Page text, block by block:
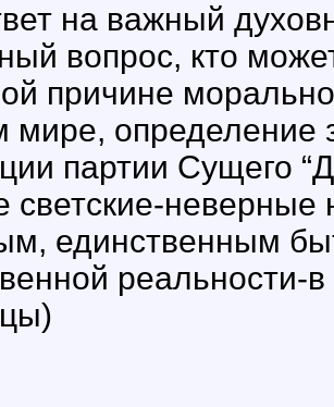
на важный
вопрос, кто
причине
мире, определение
партии Сущего
светские-неверные
единственным
реальности-